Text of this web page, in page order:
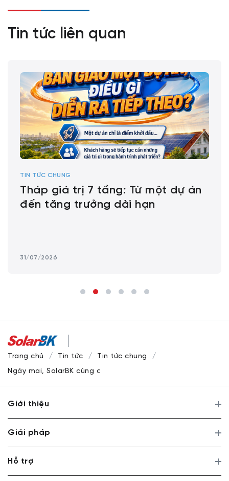
Tin tức liên quan
TIN TỨC CHUNG
Tháp giá trị 7 tầng: Từ một dự án
đến tăng trưởng dài hạn
31/07/2026
Trang chủ Tin tức
Tin tức chung
Ngày mai, SolarBK cùng các chuyên gia kiến tạo động lực
Giới thiệu
Giải pháp
Hỗ trợ